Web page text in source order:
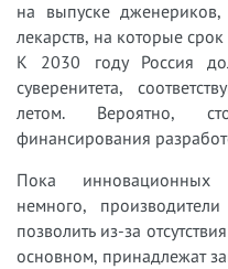
на выпуске
лекарств, на которые
К 2030 году Россия
суверенитета,
летом. Вероятно,
финансирования
Пока инновационных
немного,
позволить из-за
основном, принадлежат